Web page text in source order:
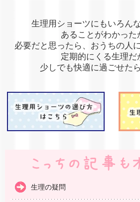
生理用ショーツにもいろん
あることがわかった
必要だと思ったら、おうちの人
定期的にくる生理だ
少しでも快適に過ごせた
生理の疑問